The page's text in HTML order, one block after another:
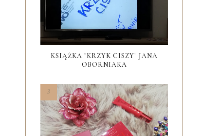
KSIĄŻKA "KRZYK CISZY" JANA
OBORNIAKA